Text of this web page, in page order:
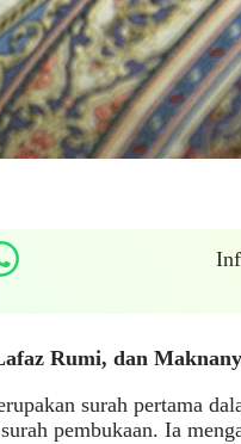
Rumi, dan
surah pertama
pembukaan. Ia